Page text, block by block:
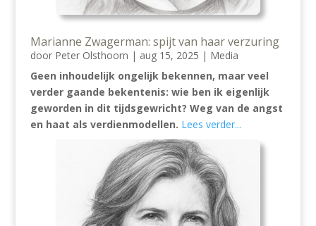
Marianne Zwagerman: spijt van haar verzuring
door Peter Olsthoorn | aug 15, 2025 | Media
Geen inhoudelijk ongelijk bekennen, maar veel
verder gaande bekentenis: wie ben ik eigenlijk
geworden in dit tijdsgewricht? Weg van de angst
en haat als verdienmodellen. Lees verder...